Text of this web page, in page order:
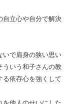
自立心や自分で解決
いで肩身の狭い思い
ういう和子さんの教
る依存心を強くして